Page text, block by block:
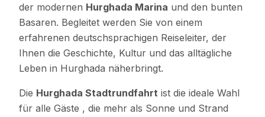
der modernen Hurghada Marina und den bunten
Basaren. Begleitet werden Sie von einem
erfahrenen deutschsprachigen Reiseleiter, der
Ihnen die Geschichte, Kultur und das alltägliche
Leben in Hurghada näherbringt.
Die Hurghada Stadtrundfahrt ist die ideale Wahl
für alle Gäste , die mehr als Sonne und Strand